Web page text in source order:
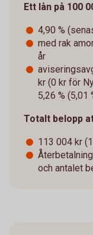
Ett lån på 100
4,90 %
med rak
år
kr (0 kr för
5,26 % (5,01
Totalt belopp
113 004 kr
och antalet